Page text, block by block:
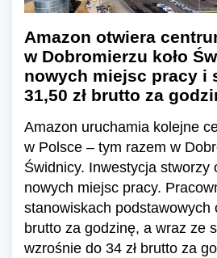
Amazon otwiera
w Dobromierzu koło
nowych miejsc pracy i
31,50 zł brutto za
Amazon uruchamia kolejne
w Polsce – tym razem w
Świdnicy. Inwestycja stworzy
nowych miejsc pracy.
stanowiskach podstawowych
brutto za godzinę, a wraz ze
wzrośnie do 34 zł brutto za